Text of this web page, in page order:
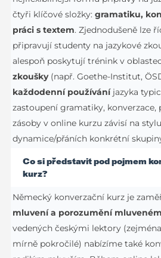
čtyři klíčové složky:gramatiku,
práci s textem. Zjednodušeně lze
připravují studenty na jazykové
alespoň poskytují trénink v
zkoušky(např. Goethe-Institut,
každodenní používáníjazyka
zastoupení gramatiky, konverzace,
zásoby v online kurzu závisí na
dynamice/přáních konkrétní
Co si představit pod pojmem
kurz?
Německý konverzační kurz je
mluvení a porozumění
vedených českými lektory
mírně pokročilé) nabízíme také